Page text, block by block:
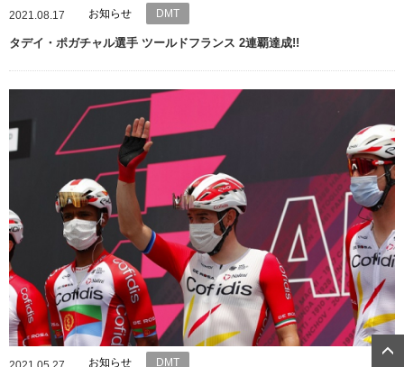
2021.08.17 お知らせ DMT
タデイ・ポガチャル選手 ツールドフランス 2連覇達成!!
お知らせ DMT